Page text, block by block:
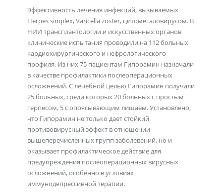
Эффективность лечения инфекций, вызываемых
Herpes simplex, Varicella zoster, цитомегаловирусом. В
НИИ трансплантологии и искусственных органов
клинические испытания проводили на 112 больных
кардиохирургического и нефрологического
профиля. Из них 75 пациентам Гипорамин назначали
в качестве профилактики послеоперационных
осложнений. С лечебной целью Гипорамин получали
25 больных, среди которых 20 больных с простым
герпесом, 5 с опоясывающим лишаем. Установлено,
что Гипорамин не только дает стойкий
противовирусный эффект в отношении
вышеперечисленных групп заболеваний, но и
оказывает профилактическое действие для
предупреждения послеоперационных вирусных
осложнений, особенно в условиях
иммунодепрессивной терапии.